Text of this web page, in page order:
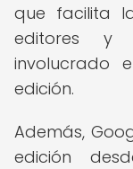
que facilita
editores y
involucrado
edición.
Además,
edición